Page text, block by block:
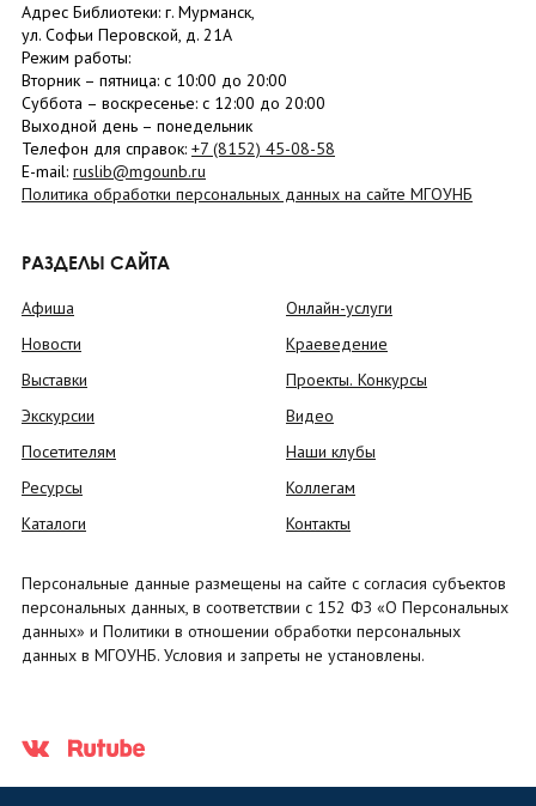
Адрес Библиотеки: г. Мурманск,
ул. Софьи Перовской, д. 21А
Режим работы:
Вторник – пятница: с 10:00 до 20:00
Суббота – воскресенье: c 12:00 до 20:00
Выходной день – понедельник
Телефон для справок: +7 (8152) 45-08-58
E-mail: ruslib@mgounb.ru
Политика обработки персональных данных на сайте МГОУНБ
РАЗДЕЛЫ САЙТА
Афиша
Новости
Выставки
Экскурсии
Посетителям
Ресурсы
Каталоги
Онлайн-услуги
Краеведение
Проекты. Конкурсы
Видео
Наши клубы
Коллегам
Контакты
Персональные данные размещены на сайте с согласия субъектов
персональных данных, в соответствии с 152 ФЗ «О Персональных
данных» и Политики в отношении обработки персональных
данных в МГОУНБ. Условия и запреты не установлены.